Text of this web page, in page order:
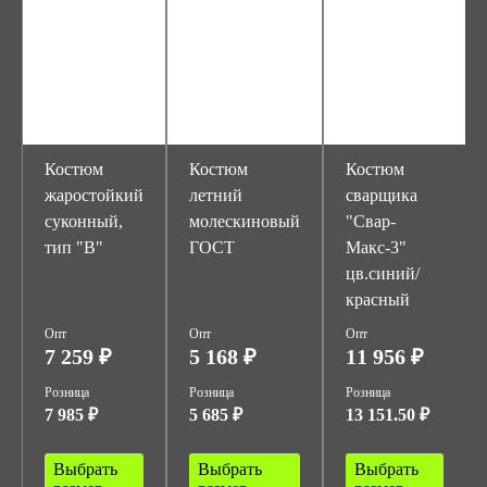
Костюм
жаростойкий
суконный,
тип "В"
Опт
7 259 ₽
Розница
7 985 ₽
Выбрать
Костюм
летний
молескиновый
ГОСТ
Опт
5 168 ₽
Розница
5 685 ₽
Выбрать
Костюм
сварщика
"Свар-
Макс-3"
цв.синий/
красный
Опт
11 956 ₽
Розница
13 151.50 ₽
Выбрать